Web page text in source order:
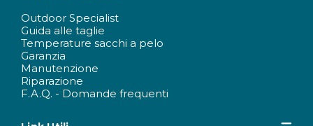
Outdoor Specialist
Guida alle taglie
Temperature sacchi a pelo
Garanzia
Manutenzione
Riparazione
F.A.Q. - Domande frequenti